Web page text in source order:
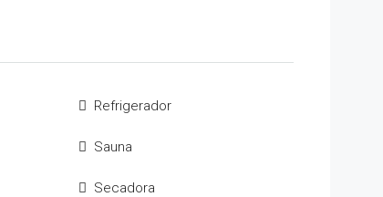
Refrigerador
Sauna
Secadora